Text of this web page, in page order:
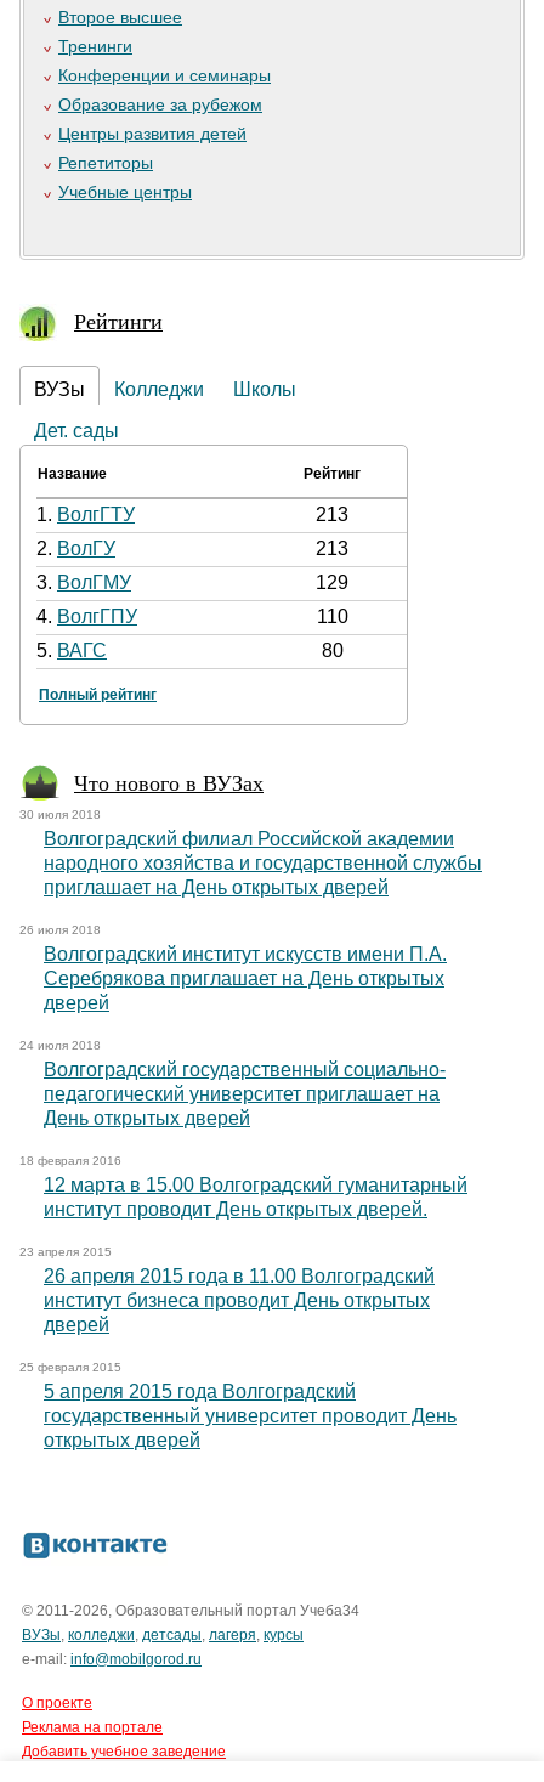
Второе высшее
Тренинги
Конференции и семинары
Образование за рубежом
Центры развития детей
Репетиторы
Учебные центры
Рейтинги
ВУЗы Колледжи
Школы
Дет. сады
Название Рейтинг
1. ВолгГТУ
213
2. ВолГУ
213
3. ВолГМУ
129
4. ВолгГПУ
110
5. ВАГС 80
Полный рейтинг
Что нового в ВУЗах
30 июля 2018
Волгоградский филиал Российской академии
народного хозяйства и государственной службы
приглашает на День открытых дверей
26 июля 2018
Волгоградский институт искусств имени П.А.
Серебрякова приглашает на День открытых
дверей
24 июля 2018
Волгоградский государственный социально-
педагогический университет приглашает на
День открытых дверей
18 февраля 2016
12 марта в 15.00 Волгоградский гуманитарный
институт проводит День открытых дверей.
23 апреля 2015
26 апреля 2015 года в 11.00 Волгоградский
институт бизнеса проводит День открытых
дверей
25 февраля 2015
5 апреля 2015 года Волгоградский
государственный университет проводит День
открытых дверей
© 2011-2026, Образовательный портал Учеба34
ВУЗы, колледжи, детсады, лагеря, курсы
e-mail: info@mobilgorod.ru
О проекте
Реклама на портале
Добавить учебное заведение